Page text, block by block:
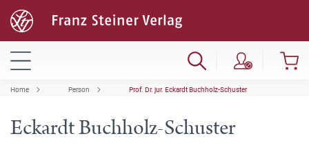
Home Person Prof. Dr. jur. Eckardt Buchholz-Schuster
Eckardt Buchholz-Schuster